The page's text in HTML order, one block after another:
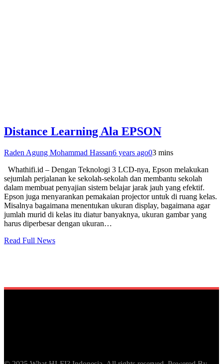
Distance Learning Ala EPSON
Raden Agung Mohammad Hassan6 years ago03 mins
Whathifi.id – Dengan Teknologi 3 LCD-nya, Epson melakukan
sejumlah perjalanan ke sekolah-sekolah dan membantu sekolah
dalam membuat penyajian sistem belajar jarak jauh yang efektif.
Epson juga menyarankan pemakaian projector untuk di ruang kelas.
Misalnya bagaimana menentukan ukuran display, bagaimana agar
jumlah murid di kelas itu diatur banyaknya, ukuran gambar yang
harus diperbesar dengan ukuran…
Read Full News